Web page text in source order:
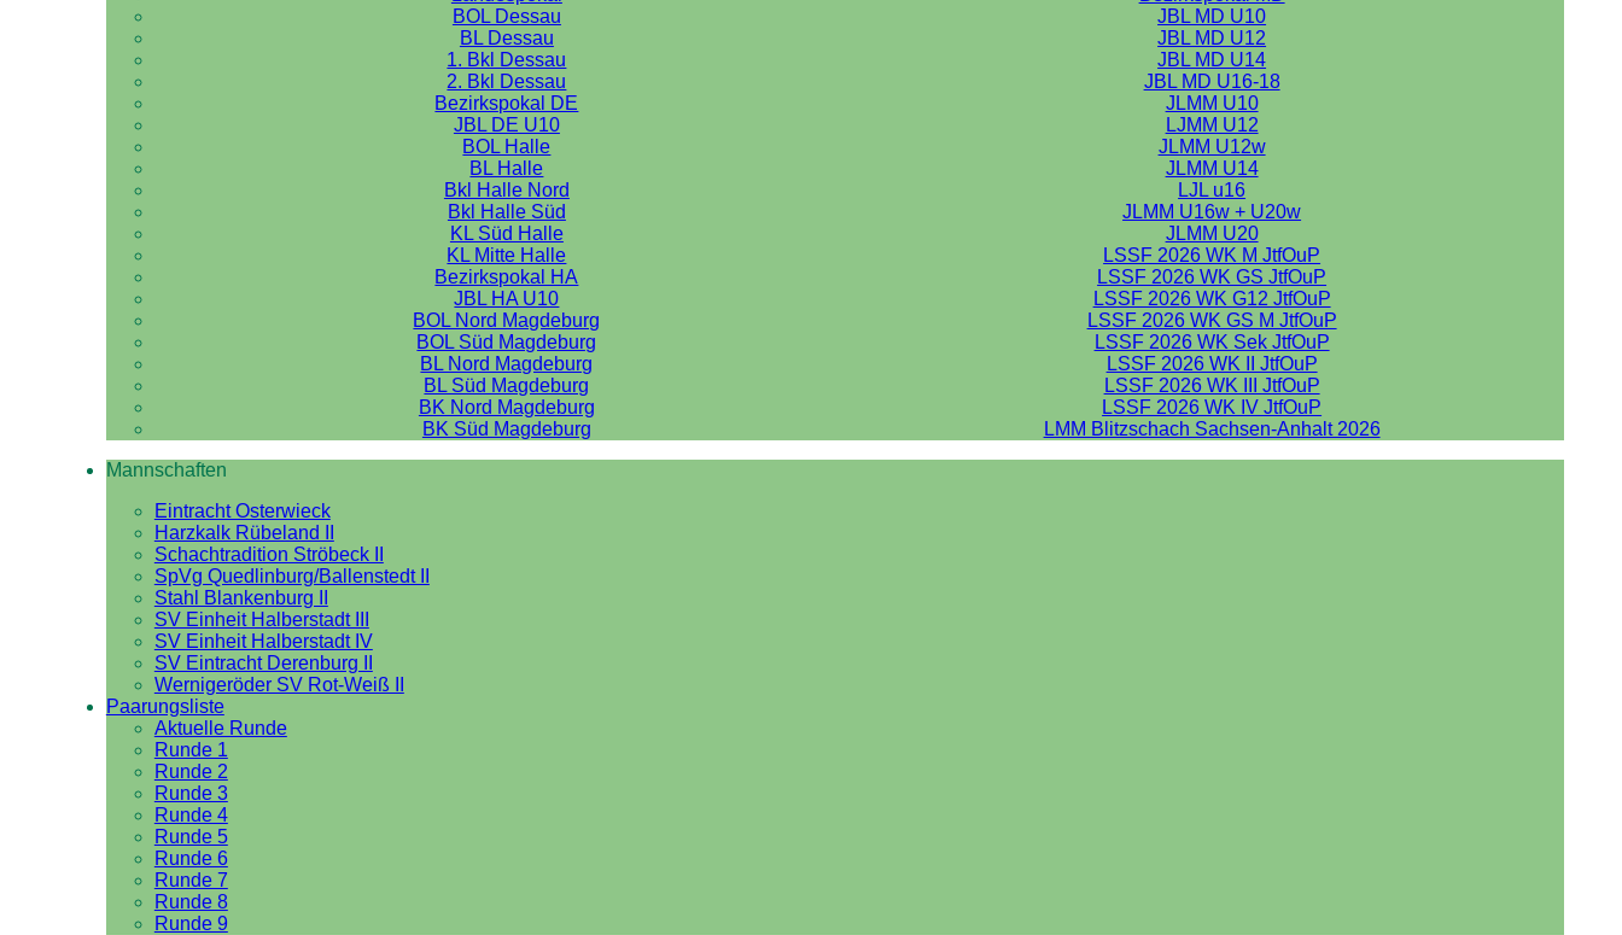
BOL Dessau
JBL MD U10
BL Dessau
JBL MD U12
1. Bkl Dessau
JBL MD U14
2. Bkl Dessau
JBL MD U16-18
Bezirkspokal DE
JLMM U10
JBL DE U10
LJMM U12
BOL Halle
JLMM U12w
BL Halle
JLMM U14
Bkl Halle Nord
LJL u16
Bkl Halle Süd
JLMM U16w + U20w
KL Süd Halle
JLMM U20
KL Mitte Halle
LSSF 2026 WK M JtfOuP
Bezirkspokal HA
LSSF 2026 WK GS JtfOuP
JBL HA U10
LSSF 2026 WK G12 JtfOuP
BOL Nord Magdeburg
LSSF 2026 WK GS M JtfOuP
BOL Süd Magdeburg
LSSF 2026 WK Sek JtfOuP
BL Nord Magdeburg
LSSF 2026 WK II JtfOuP
BL Süd Magdeburg
LSSF 2026 WK III JtfOuP
BK Nord Magdeburg
LSSF 2026 WK IV JtfOuP
BK Süd Magdeburg
LMM Blitzschach Sachsen-Anhalt 2026
Mannschaften
Eintracht Osterwieck
Harzkalk Rübeland II
Schachtradition Ströbeck II
SpVg Quedlinburg/Ballenstedt II
Stahl Blankenburg II
SV Einheit Halberstadt III
SV Einheit Halberstadt IV
SV Eintracht Derenburg II
Wernigeröder SV Rot-Weiß II
Paarungsliste
Aktuelle Runde
Runde 1
Runde 2
Runde 3
Runde 4
Runde 5
Runde 6
Runde 7
Runde 8
Runde 9